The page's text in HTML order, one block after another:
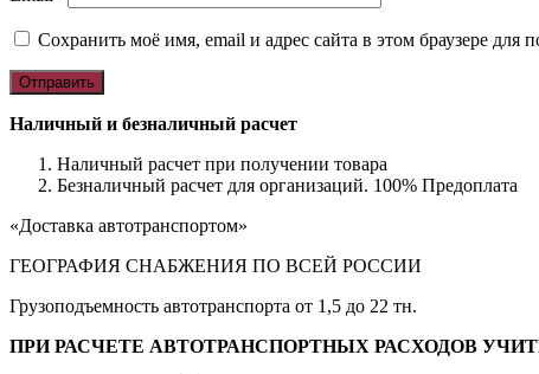
Сохранить моё имя, email и адрес сайта в этом браузере
Наличный и безналичный расчет
Наличный расчет при получении товара
Безналичный расчет для организаций. 100% Предоплата
«Доставка автотранспортом»
ГЕОГРАФИЯ СНАБЖЕНИЯ ПО ВСЕЙ РОССИИ
Грузоподъемность автотранспорта от 1,5 до 22 тн.
ПРИ РАСЧЕТЕ АВТОТРАНСПОРТНЫХ РАСХОДОВ